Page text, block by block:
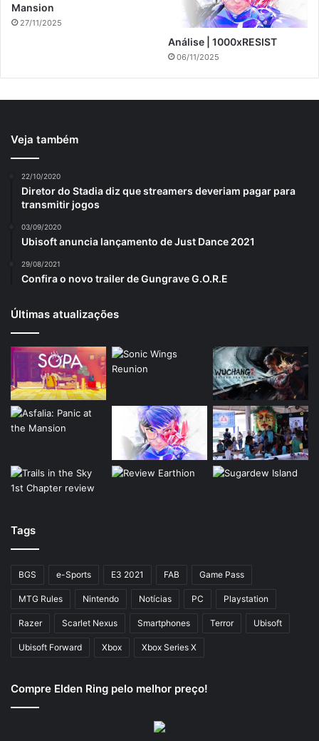
Mansion
27/11/2025
Análise | 1000xRESIST
06/11/2025
Veja também
22/10/2020
Diretor do Stadia diz que streamers deveriam pagar para
transmitir jogos
03/09/2020
Ubisoft anuncia lançamento de Just Dance 2021
29/08/2021
Confira o novo trailer de Gungrave G.O.R.E
Últimas atualizações
Tags
BGS e-Sports E3 2021 FAB Game Pass
MTG Rules Nintendo Notícias PC Playstation
Razer Scarlet Nexus Smartphones Terror Ubisoft
Ubisoft Forward Xbox Xbox Series X
Compre Elden Ring pelo melhor preço!